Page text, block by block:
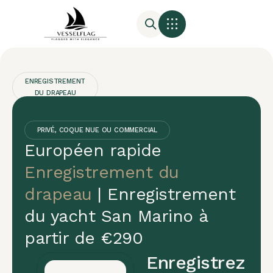
ENREGISTREMENT
DU DRAPEAU
Immatriculation
des
bateaux
Saint-
Marin
Saint-
PRIVÉ, COQUE NUE OU COMMERCIAL
Européen rapide
Enregistrement du
drapeau | Enregistrement
du yacht San Marino à
partir de €290
Enregistrez